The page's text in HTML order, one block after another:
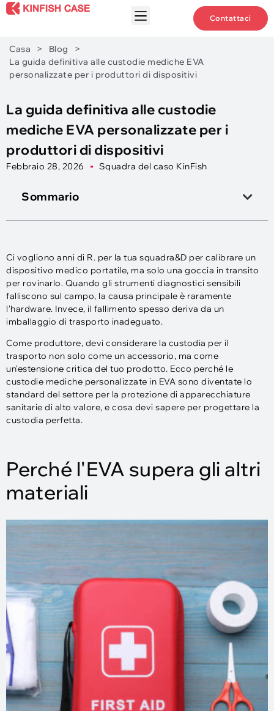
Contattaci
Casa > Blog
>
La guida definitiva alle custodie mediche EVA
personalizzate per i produttori di dispositivi
La guida definitiva alle custodie
mediche EVA personalizzate per i
produttori di dispositivi
Febbraio 28, 2026 Squadra del caso KinFish
Sommario
Ci vogliono anni di R. per la tua squadra&D per calibrare un
dispositivo medico portatile, ma solo una goccia in transito
per rovinarlo. Quando gli strumenti diagnostici sensibili
falliscono sul campo, la causa principale è raramente
l'hardware. Invece, il fallimento spesso deriva da un
imballaggio di trasporto inadeguato.
Come produttore, devi considerare la custodia per il
trasporto non solo come un accessorio, ma come
un'estensione critica del tuo prodotto. Ecco perché le
custodie mediche personalizzate in EVA sono diventate lo
standard del settore per la protezione di apparecchiature
sanitarie di alto valore, e cosa devi sapere per progettare la
custodia perfetta.
Perché l'EVA supera gli altri
materiali